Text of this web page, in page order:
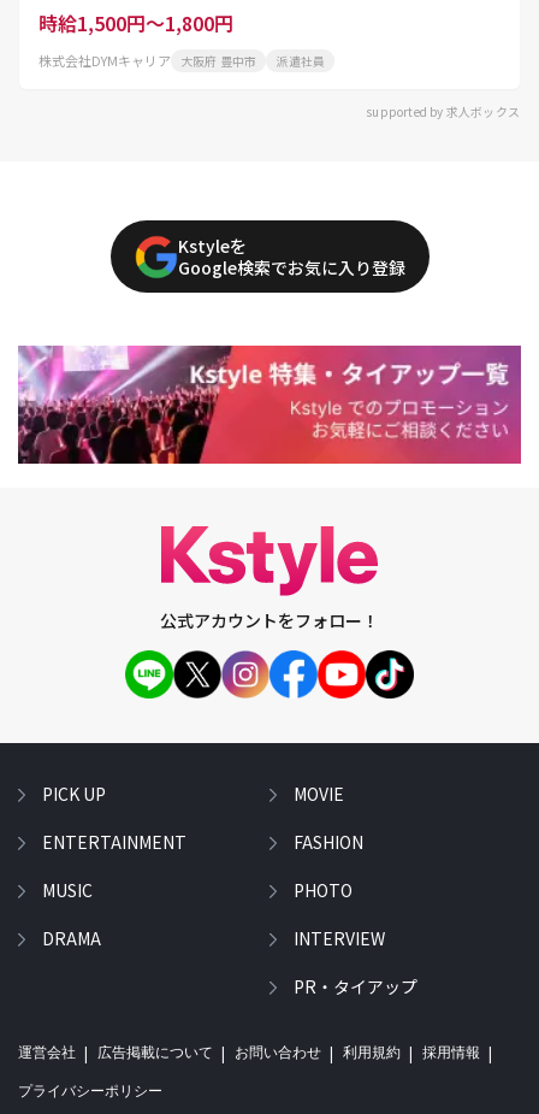
時給1,500円～1,800円
株式会社DYMキャリア 大阪府 豊中市 派遣社員
supported by 求人ボックス
Kstyleを
Google検索でお気に入り登録
公式アカウントをフォロー！
PICK UP
ENTERTAINMENT
MUSIC
DRAMA
MOVIE
FASHION
PHOTO
INTERVIEW
PR・タイアップ
運営会社 広告掲載について お問い合わせ 利用規約 採用情報
プライバシーポリシー